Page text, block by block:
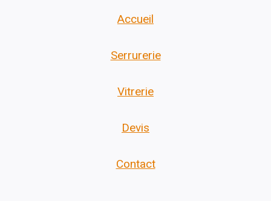
Accueil
Serrurerie
Vitrerie
Devis
Contact